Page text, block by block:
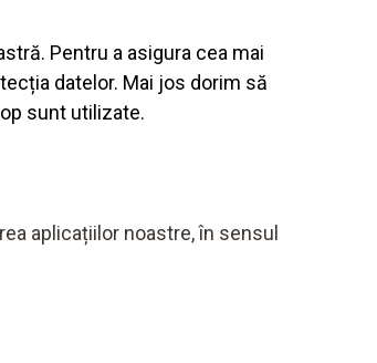
Pentru a asigura cea mai
datelor. Mai jos dorim să
sunt utilizate.
aplicațiilor noastre, în sensul